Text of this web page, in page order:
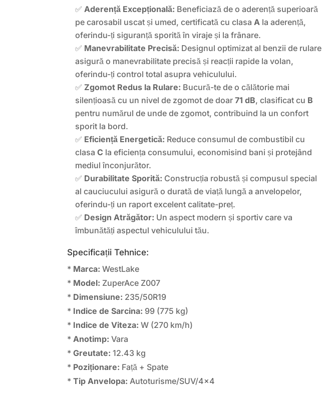
✅ Aderență Excepțională: Beneficiază de o aderență superioară
pe carosabil uscat și umed, certificată cu clasa A la aderență,
oferindu-ți siguranță sporită în viraje și la frânare.
✅ Manevrabilitate Precisă: Designul optimizat al benzii de rulare
asigură o manevrabilitate precisă și reacții rapide la volan,
oferindu-ți control total asupra vehiculului.
✅ Zgomot Redus la Rulare: Bucură-te de o călătorie mai
silențioasă cu un nivel de zgomot de doar71 dB, clasificat cu B
pentru numărul de unde de zgomot, contribuind la un confort
sporit la bord.
✅ Eficiență Energetică: Reduce consumul de combustibil cu
clasaC la eficiența consumului, economisind bani și protejând
mediul înconjurător.
✅ Durabilitate Sporită: Construcția robustă și compusul special
al cauciucului asigură o durată de viață lungă a anvelopelor,
oferindu-ți un raport excelent calitate-preț.
✅ Design Atrăgător: Un aspect modern și sportiv care va
îmbunătăți aspectul vehiculului tău.
Specificații Tehnice:
* Marca: WestLake
* Model: ZuperAce Z007
* Dimensiune: 235/50R19
* Indice de Sarcina: 99 (775 kg)
* Indice de Viteza: W (270 km/h)
* Anotimp: Vara
*Greutate: 12.43 kg
* Poziționare: Față + Spate
*Tip Anvelopa: Autoturisme/SUV/4×4